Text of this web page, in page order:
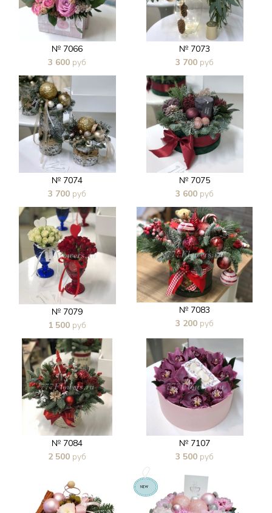
№ 7066
3 600 руб
В 1 клик
№ 7073
3 700 руб
В 1 клик
№ 7074
3 700 руб
В 1 клик
№ 7075
3 600 руб
В 1 клик
№ 7079
1 500 руб
В 1 клик
№ 7083
3 200 руб
В 1 клик
№ 7084
2 500 руб
№ 7107
3 500 руб
В 1 клик